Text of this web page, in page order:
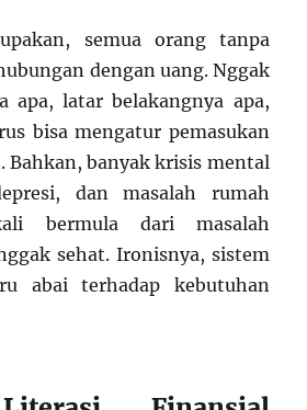
semua orang tanpa
dengan uang. Nggak
apa, latar belakangnya apa,
bisa mengatur pemasukan
Bahkan, banyak krisis mental
dan masalah rumah
bermula dari masalah
sehat. Ironisnya, sistem
abai terhadap kebutuhan